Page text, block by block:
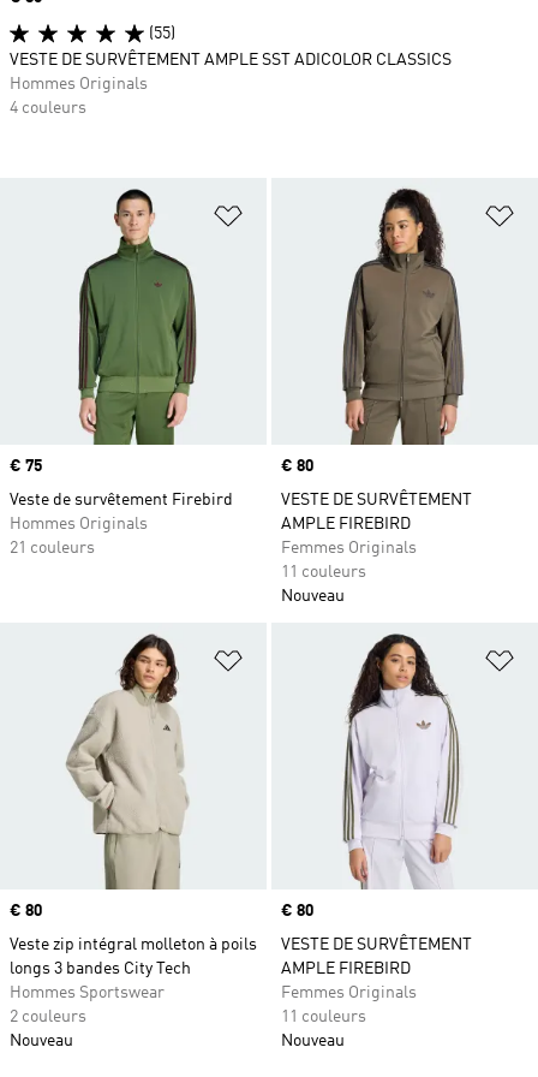
Ajouter à la Liste de produits
Prix
€ 75
Veste de survêtement Firebird
Hommes Originals
21 couleurs
Prix
€ 80
VESTE DE SURVÊTEMENT
AMPLE FIREBIRD
Femmes Originals
11 couleurs
Nouveau
Ajouter à la Liste de produits
Prix
€ 80
Veste zip intégral molleton à poils
longs 3 bandes City Tech
Hommes Sportswear
2 couleurs
Nouveau
Prix
€ 80
VESTE DE SURVÊTEMENT
AMPLE FIREBIRD
Femmes Originals
11 couleurs
Nouveau
(55)
VESTE DE SURVÊTEMENT AMPLE SST ADICOLOR CLASSICS
Hommes Originals
4 couleurs